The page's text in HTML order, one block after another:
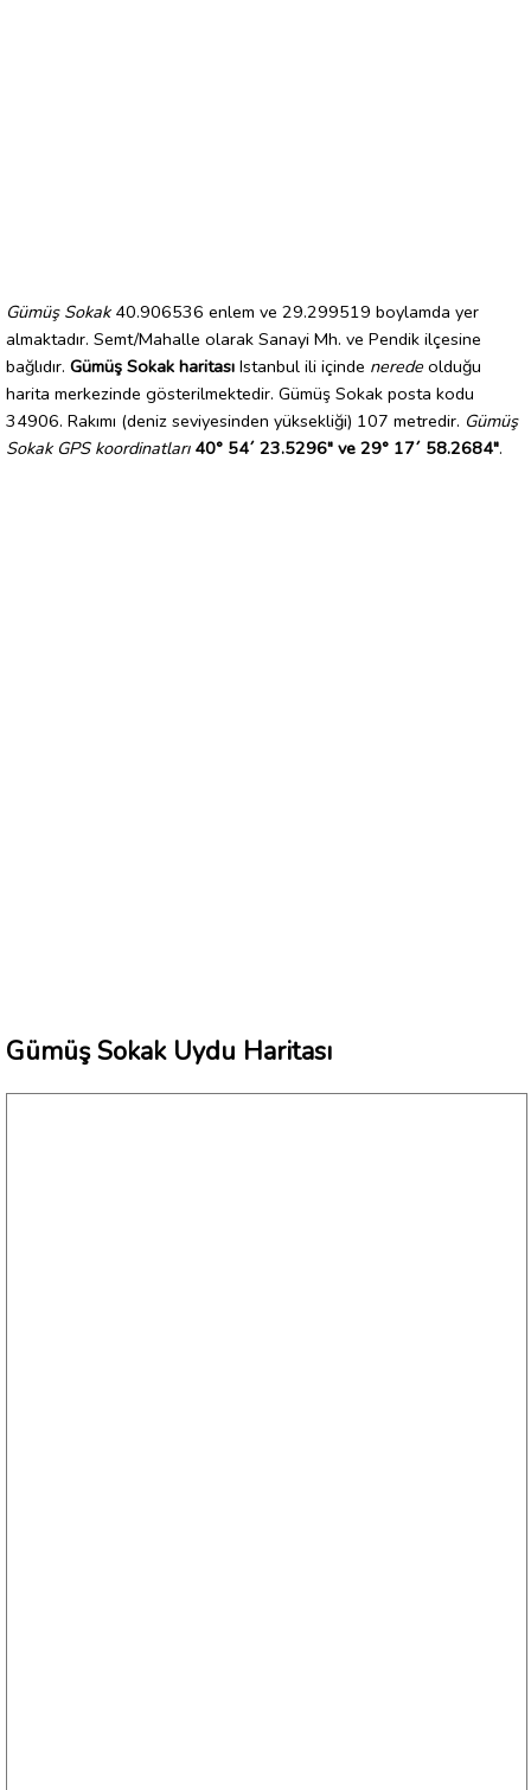
Gümüş Sokak40.906536 enlem ve 29.299519 boylamda yer
almaktadır. Semt/Mahalle olarak Sanayi Mh. ve Pendik ilçesine
bağlıdır. Gümüş Sokak haritası Istanbul ili içinde nerede olduğu
harita merkezinde gösterilmektedir. Gümüş Sokak posta kodu
34906. Rakımı (deniz seviyesinden yüksekliği) 107 metredir. Gümüş
Sokak GPS koordinatları 40° 54´ 23.5296" ve 29° 17´ 58.2684".
Gümüş Sokak Uydu Haritası